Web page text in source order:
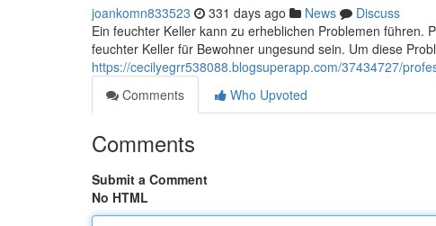
joankomn833523 331 days ago News
Discuss
Ein feuchter Keller kann zu erheblichen Problemen führen.
feuchter Keller für Bewohner ungesund sein. Um diese
https://cecilyegrr538088.blogsuperapp.com/37434727/
Comments
Who Upvoted
Comments
Submit a Comment
No HTML